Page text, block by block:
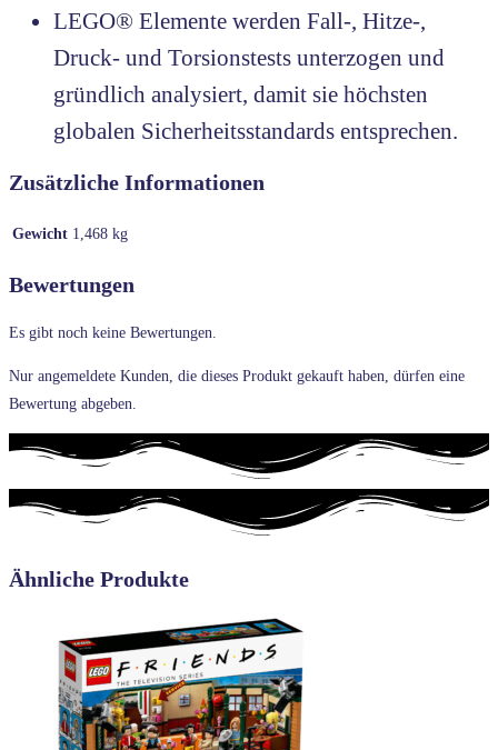
LEGO® Elemente werden Fall-, Hitze-,
Druck- und Torsionstests unterzogen und
gründlich analysiert, damit sie höchsten
globalen Sicherheitsstandards entsprechen.
Zusätzliche Informationen
Gewicht 1,468 kg
Bewertungen
Es gibt noch keine Bewertungen.
Nur angemeldete Kunden, die dieses Produkt gekauft haben, dürfen eine
Bewertung abgeben.
Ähnliche Produkte